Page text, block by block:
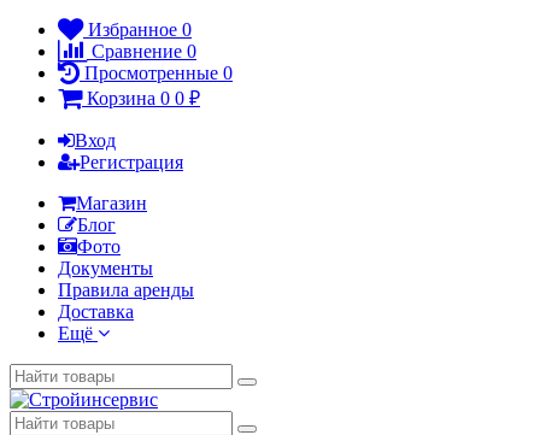
Избранное 0
Сравнение 0
Просмотренные 0
Корзина 0 0 ₽
Вход
Регистрация
Магазин
Блог
Фото
Документы
Правила аренды
Доставка
Ещё